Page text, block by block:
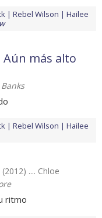
Rebel Wilson
Hailee
Aún más alto
Rebel Wilson
Hailee
(2012) .... Chloe
ritmo